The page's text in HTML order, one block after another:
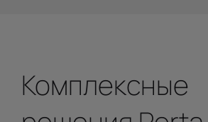
Комплексные